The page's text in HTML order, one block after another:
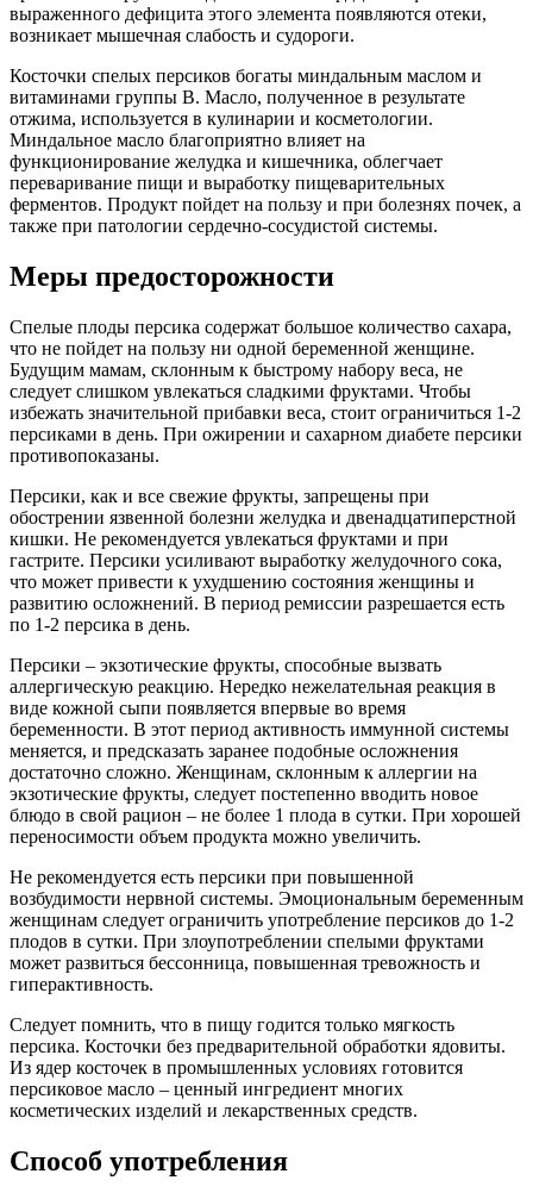
выраженного дефицита этого элемента появляются отеки,
возникает мышечная слабость и судороги.
Косточки спелых персиков богаты миндальным маслом и
витаминами группы B. Масло, полученное в результате
отжима, используется в кулинарии и косметологии.
Миндальное масло благоприятно влияет на
функционирование желудка и кишечника, облегчает
переваривание пищи и выработку пищеварительных
ферментов. Продукт пойдет на пользу и при болезнях почек, а
также при патологии сердечно-сосудистой системы.
Меры предосторожности
Спелые плоды персика содержат большое количество сахара,
что не пойдет на пользу ни одной беременной женщине.
Будущим мамам, склонным к быстрому набору веса, не
следует слишком увлекаться сладкими фруктами. Чтобы
избежать значительной прибавки веса, стоит ограничиться 1-2
персиками в день. При ожирении и сахарном диабете персики
противопоказаны.
Персики, как и все свежие фрукты, запрещены при
обострении язвенной болезни желудка и двенадцатиперстной
кишки. Не рекомендуется увлекаться фруктами и при
гастрите. Персики усиливают выработку желудочного сока,
что может привести к ухудшению состояния женщины и
развитию осложнений. В период ремиссии разрешается есть
по 1-2 персика в день.
Персики – экзотические фрукты, способные вызвать
аллергическую реакцию. Нередко нежелательная реакция в
виде кожной сыпи появляется впервые во время
беременности. В этот период активность иммунной системы
меняется, и предсказать заранее подобные осложнения
достаточно сложно. Женщинам, склонным к аллергии на
экзотические фрукты, следует постепенно вводить новое
блюдо в свой рацион – не более 1 плода в сутки. При хорошей
переносимости объем продукта можно увеличить.
Не рекомендуется есть персики при повышенной
возбудимости нервной системы. Эмоциональным беременным
женщинам следует ограничить употребление персиков до 1-2
плодов в сутки. При злоупотреблении спелыми фруктами
может развиться бессонница, повышенная тревожность и
гиперактивность.
Следует помнить, что в пищу годится только мягкость
персика. Косточки без предварительной обработки ядовиты.
Из ядер косточек в промышленных условиях готовится
персиковое масло – ценный ингредиент многих
косметических изделий и лекарственных средств.
Способ употребления